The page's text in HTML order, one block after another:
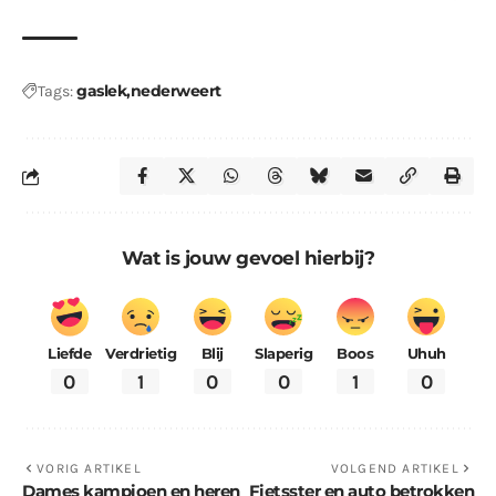
Tags:gasleknederweert
Wat is jouw gevoel hierbij?
Liefde
0
Verdrietig
1
Blij
0
Slaperig
0
Boos
1
Uhuh
0
VORIG ARTIKEL
Dames kampioen en heren
VOLGEND ARTIKEL
Fietsster en auto betrokken